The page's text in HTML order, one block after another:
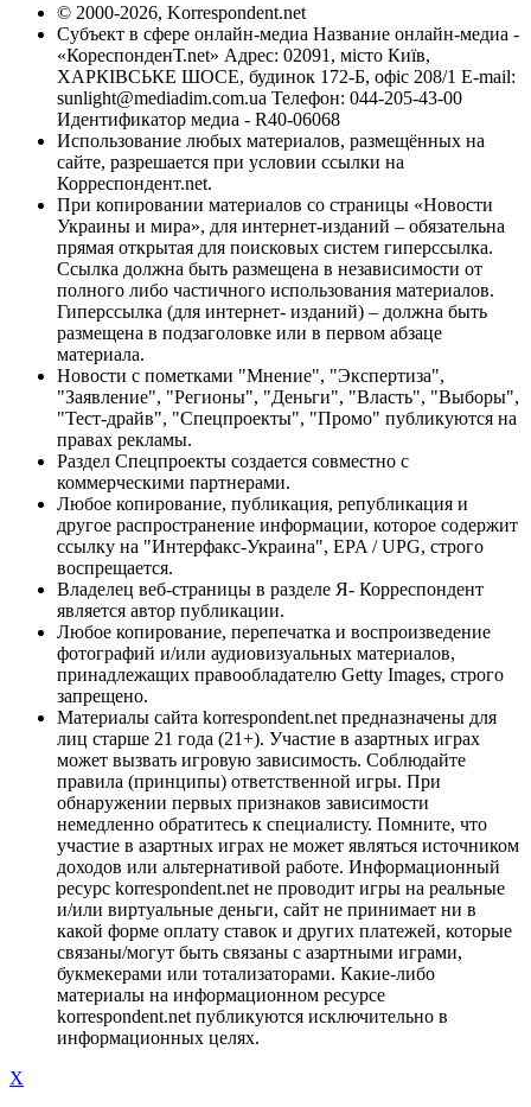
© 2000-2026, Korrespondent.net
Субъект в сфере онлайн-медиа Название онлайн-медиа -
«КореспонденТ.net» Адрес: 02091, місто Київ,
ХАРКІВСЬКЕ ШОСЕ, будинок 172-Б, офіс 208/1 E-mail:
sunlight@mediadim.com.ua Телефон: 044-205-43-00
Идентификатор медиа - R40-06068
Использование любых материалов, размещённых на
сайте, разрешается при условии ссылки на
Корреспондент.net.
При копировании материалов со страницы «Новости
Украины и мира», для интернет-изданий – обязательна
прямая открытая для поисковых систем гиперссылка.
Ссылка должна быть размещена в независимости от
полного либо частичного использования материалов.
Гиперссылка (для интернет- изданий) – должна быть
размещена в подзаголовке или в первом абзаце
материала.
Новости с пометками "Мнение", "Экспертиза",
"Заявление", "Регионы", "Деньги", "Власть", "Выборы",
"Тест-драйв", "Спецпроекты", "Промо" публикуются на
правах рекламы.
Раздел Спецпроекты создается совместно с
коммерческими партнерами.
Любое копирование, публикация, републикация и
другое распространение информации, которое содержит
ссылку на "Интерфакс-Украина", EPA / UPG, строго
воспрещается.
Владелец веб-страницы в разделе Я- Корреспондент
является автор публикации.
Любое копирование, перепечатка и воспроизведение
фотографий и/или аудиовизуальных материалов,
принадлежащих правообладателю Getty Images, строго
запрещено.
Материалы сайта korrespondent.net предназначены для
лиц старше 21 года (21+). Участие в азартных играх
может вызвать игровую зависимость. Соблюдайте
правила (принципы) ответственной игры. При
обнаружении первых признаков зависимости
немедленно обратитесь к специалисту. Помните, что
участие в азартных играх не может являться источником
доходов или альтернативой работе. Информационный
ресурс korrespondent.net не проводит игры на реальные
и/или виртуальные деньги, сайт не принимает ни в
какой форме оплату ставок и других платежей, которые
связаны/могут быть связаны с азартными играми,
букмекерами или тотализаторами. Какие-либо
материалы на информационном ресурсе
korrespondent.net публикуются исключительно в
информационных целях.
X